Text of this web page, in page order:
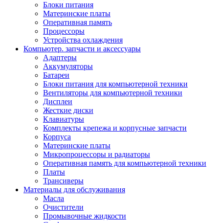
Блоки питания
Материнские платы
Оперативная память
Процессоры
Устройства охлаждения
Компьютер. запчасти и аксессуары
Адаптеры
Аккумуляторы
Батареи
Блоки питания для компьютерной техники
Вентиляторы для компьютерной техники
Дисплеи
Жесткие диски
Клавиатуры
Комплекты крепежа и корпусные запчасти
Корпуса
Материнские платы
Микропроцессоры и радиаторы
Оперативная память для компьютерной техники
Платы
Трансиверы
Материалы для обслуживания
Масла
Очистители
Промывочные жидкости